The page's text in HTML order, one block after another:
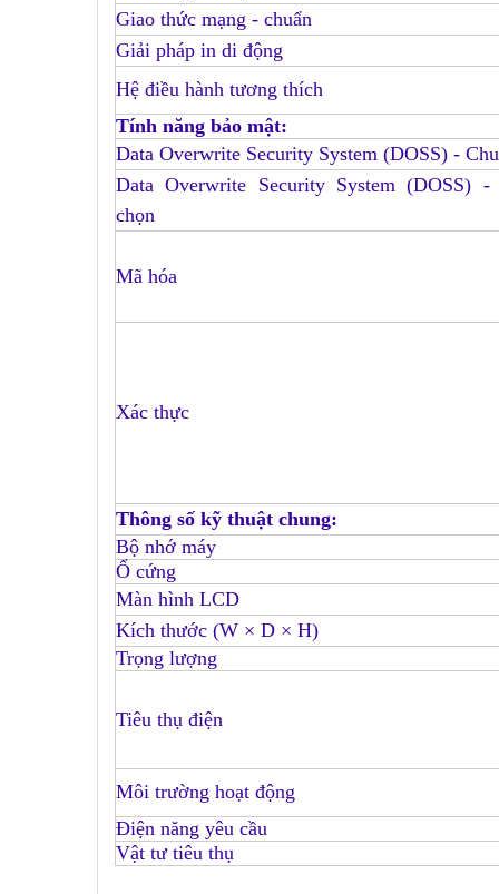
Giao thức mạng - chuẩn
Giải pháp in di động
Hệ điều hành tương thích
Tính năng bảo mật:
Data Overwrite Security System (DOSS) -
Data Overwrite Security System (DOSS) -
chọn
Mã hóa
Xác thực
Thông số kỹ thuật chung:
Bộ nhớ máy
Ổ cứng
Màn hình LCD
Kích thước (W × D × H)
Trọng lượng
Tiêu thụ điện
Môi trường hoạt động
Điện năng yêu cầu
Vật tư tiêu thụ